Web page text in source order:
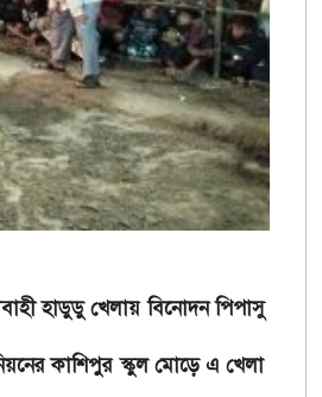
হাডুডু খেলায় বিনোদন পিপাসু
কাশিপুর স্কুল মোড়ে এ খেলা